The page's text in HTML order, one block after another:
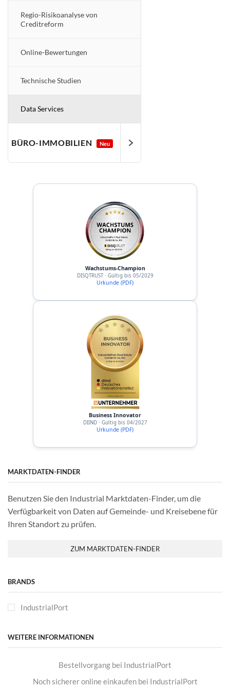
Regio-Risikoanalyse von
Creditreform
Online-Bewertungen
Technische Studien
Data Services
BÜRO-IMMOBILIEN Neu
Wachstums-Champion
DISQTRUST · Gültig bis 05/2029
Urkunde (PDF)
Business Innovator
DIIND · Gültig bis 04/2027
Urkunde (PDF)
MARKTDATEN-FINDER
Benutzen Sie den Industrial Marktdaten-Finder, um die
Verfügbarkeit von Daten auf Gemeinde- und Kreisebene für
Ihren Standort zu prüfen.
ZUM MARKTDATEN-FINDER
BRANDS
IndustrialPort
WEITERE INFORMATIONEN
Bestellvorgang bei IndustrialPort
Noch sicherer online einkaufen bei IndustrialPort